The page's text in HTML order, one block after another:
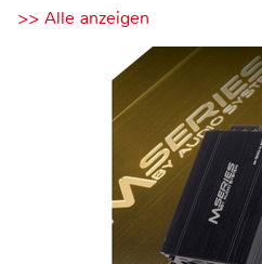
>> Alle anzeigen